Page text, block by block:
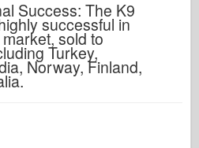
Success: The K9
successful in
sold to
Turkey,
Norway, Finland,